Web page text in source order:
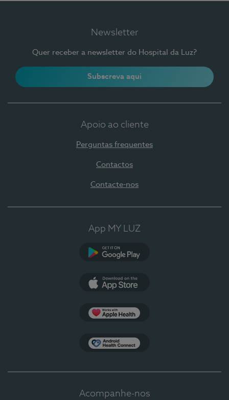
Newsletter
Quer receber a newsletter do Hospital da Luz?
Subscreva aqui
Apoio ao cliente
Perguntas frequentes
Contactos
Contacte-nos
App MY LUZ
Acompanhe-nos